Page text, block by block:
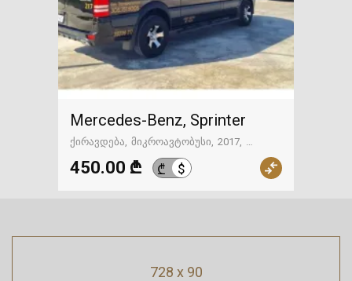
Mercedes-Benz, Sprinter
ქირავდება მიკროავტობუსი 2017
ქუთაისი
450.00 ₾ ₾ $
728 x 90